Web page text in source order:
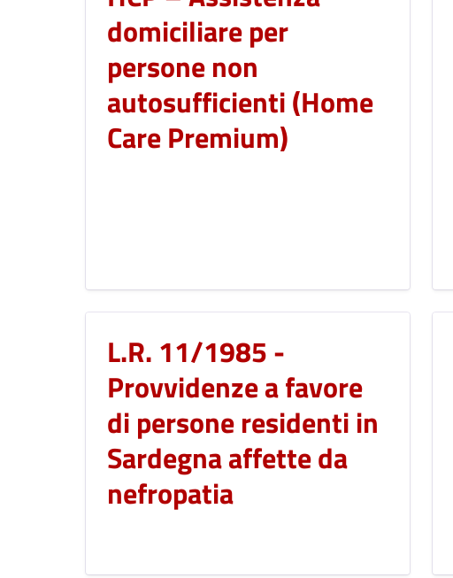
domiciliare per
persone non
autosufficienti (Home
Care Premium)
L.R. 11/1985 -
Provvidenze a favore
di persone residenti in
Sardegna affette da
nefropatia